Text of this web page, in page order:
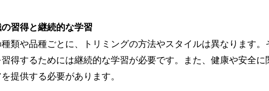
習得と継続的な学習
類や品種ごとに、トリミングの方法やスタイルは異なります
得するためには継続的な学習が必要です。また、健康や安全
提供する必要があります。